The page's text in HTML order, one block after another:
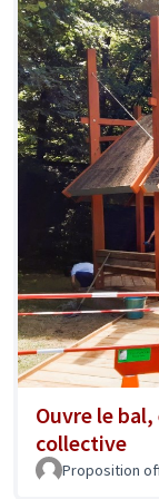
Ouvre le
collective
Proposition